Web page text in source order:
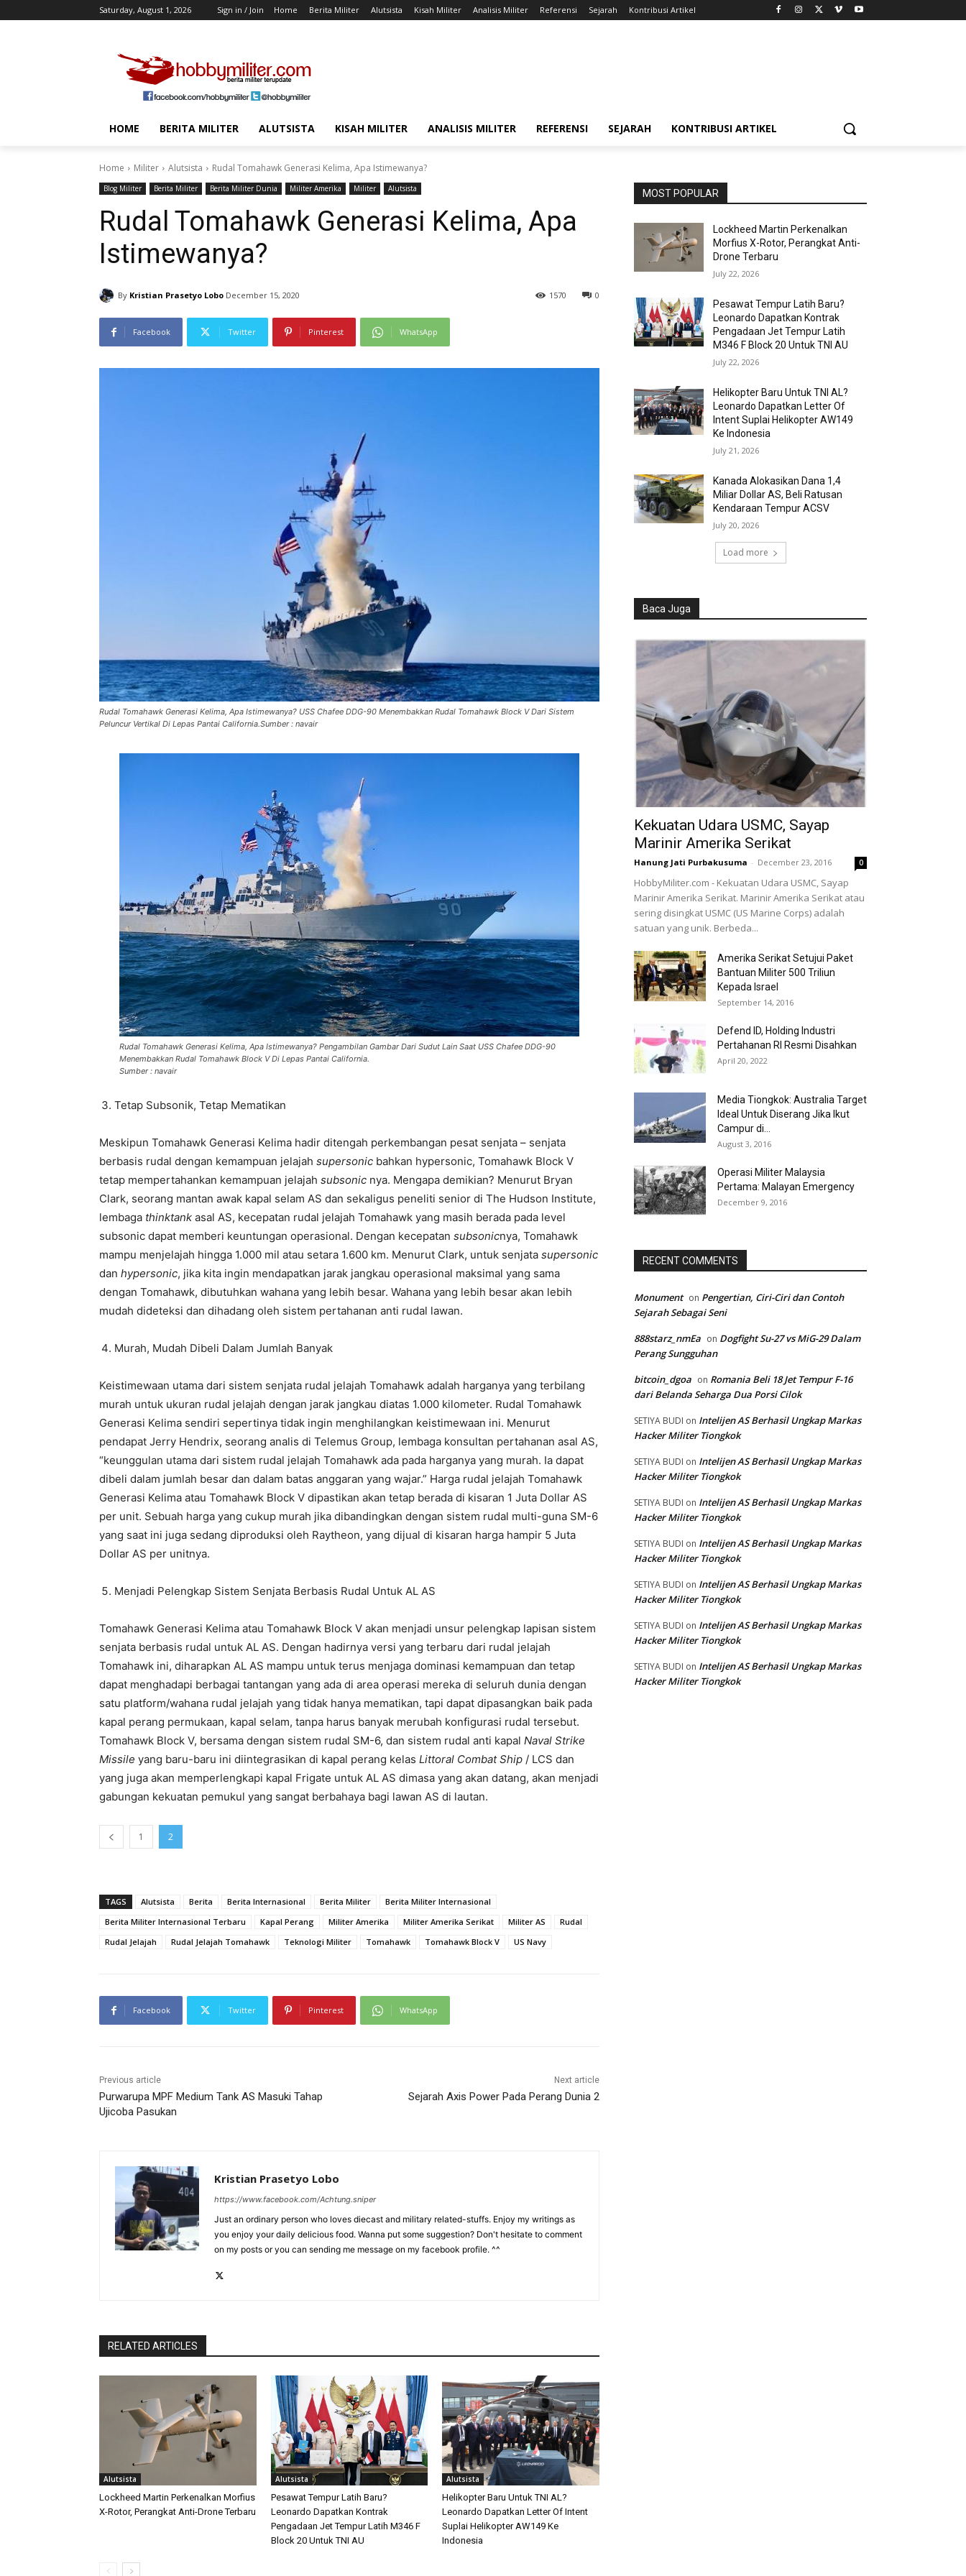
Saturday, August 1, 2026 Sign in / Join Home Berita Militer Alutsista Kisah Militer Analisis Militer Referensi Sejarah Kontribusi Artikel
HOME BERITA MILITER ALUTSISTA KISAH MILITER ANALISIS MILITER REFERENSI SEJARAH KONTRIBUSI ARTIKEL
Home Militer Alutsista Rudal Tomahawk Generasi Kelima, Apa Istimewanya?
Blog Militer Berita Militer Berita Militer Dunia Militer Amerika Militer Alutsista
Rudal Tomahawk Generasi Kelima, Apa
Istimewanya?
By Kristian Prasetyo Lobo December 15, 2020 0
1570
Facebook Twitter Pinterest WhatsApp
Rudal Tomahawk Generasi Kelima, Apa Istimewanya? USS Chafee DDG-90 Menembakkan Rudal Tomahawk Block V Dari Sistem
Peluncur Vertikal Di Lepas Pantai California.Sumber : navair
Rudal Tomahawk Generasi Kelima, Apa Istimewanya? Pengambilan Gambar Dari Sudut Lain Saat USS Chafee DDG-90
Menembakkan Rudal Tomahawk Block V Di Lepas Pantai California.
Sumber : navair
Tetap Subsonik, Tetap Mematikan
Meskipun Tomahawk Generasi Kelima hadir ditengah perkembangan pesat senjata – senjata
berbasis rudal dengan kemampuan jelajah supersonic bahkan hypersonic, Tomahawk Block V
tetap mempertahankan kemampuan jelajah subsonic nya. Mengapa demikian? Menurut Bryan
Clark, seorang mantan awak kapal selam AS dan sekaligus peneliti senior di The Hudson Institute,
lembaga thinktank asal AS, kecepatan rudal jelajah Tomahawk yang masih berada pada level
subsonic dapat memberi keuntungan operasional. Dengan kecepatan subsonicnya, Tomahawk
mampu menjelajah hingga 1.000 mil atau setara 1.600 km. Menurut Clark, untuk senjata supersonic
dan hypersonic, jika kita ingin mendapatkan jarak jangkau operasional maksimal yang sama
dengan Tomahawk, dibutuhkan wahana yang lebih besar. Wahana yang lebih besar akan lebih
mudah dideteksi dan dihadang oleh sistem pertahanan anti rudal lawan.
Murah, Mudah Dibeli Dalam Jumlah Banyak
Keistimewaan utama dari sistem senjata rudal jelajah Tomahawk adalah harganya yang terbilang
murah untuk ukuran rudal jelajah dengan jarak jangkau diatas 1.000 kilometer. Rudal Tomahawk
Generasi Kelima sendiri sepertinya tidak ingin menghilangkan keistimewaan ini. Menurut
pendapat Jerry Hendrix, seorang analis di Telemus Group, lembaga konsultan pertahanan asal AS,
“keunggulan utama dari sistem rudal jelajah Tomahawk ada pada harganya yang murah. Ia dapat
dibeli dalam jumlah besar dan dalam batas anggaran yang wajar.” Harga rudal jelajah Tomahawk
Generasi Kelima atau Tomahawk Block V dipastikan akan tetap berada di kisaran 1 Juta Dollar AS
per unit. Sebuah harga yang cukup murah jika dibandingkan dengan sistem rudal multi-guna SM-6
yang saat ini juga sedang diproduksi oleh Raytheon, yang dijual di kisaran harga hampir 5 Juta
Dollar AS per unitnya.
Menjadi Pelengkap Sistem Senjata Berbasis Rudal Untuk AL AS
Tomahawk Generasi Kelima atau Tomahawk Block V akan menjadi unsur pelengkap lapisan sistem
senjata berbasis rudal untuk AL AS. Dengan hadirnya versi yang terbaru dari rudal jelajah
Tomahawk ini, diharapkan AL AS mampu untuk terus menjaga dominasi kemampuan dan tetap
dapat menghadapi berbagai tantangan yang ada di area operasi mereka di seluruh dunia dengan
satu platform/wahana rudal jelajah yang tidak hanya mematikan, tapi dapat dipasangkan baik pada
kapal perang permukaan, kapal selam, tanpa harus banyak merubah konfigurasi rudal tersebut.
Tomahawk Block V, bersama dengan sistem rudal SM-6, dan sistem rudal anti kapal Naval Strike
Missile yang baru-baru ini diintegrasikan di kapal perang kelas Littoral Combat Ship / LCS dan
yang juga akan memperlengkapi kapal Frigate untuk AL AS dimasa yang akan datang, akan menjadi
gabungan kekuatan pemukul yang sangat berbahaya bagi lawan AS di lautan.
1 2
TAGS Alutsista Berita Berita Internasional Berita Militer
Berita Militer Internasional
Berita Militer Internasional Terbaru
Kapal Perang Militer Amerika Militer Amerika Serikat Militer AS
Rudal
Rudal Jelajah
Rudal Jelajah Tomahawk Teknologi Militer Tomahawk Tomahawk Block V US Navy
Facebook Twitter Pinterest WhatsApp
Previous article
Purwarupa MPF Medium Tank AS Masuki Tahap
Ujicoba Pasukan
Next article
Sejarah Axis Power Pada Perang Dunia 2
Kristian Prasetyo Lobo
https://www.facebook.com/Achtung.sniper
Just an ordinary person who loves diecast and military related-stuffs. Enjoy my writings as
you enjoy your daily delicious food. Wanna put some suggestion? Don't hesitate to comment
on my posts or you can sending me message on my facebook profile. ^^
RELATED ARTICLES
Alutsista
Lockheed Martin Perkenalkan Morfius
X-Rotor, Perangkat Anti-Drone Terbaru
Alutsista
Pesawat Tempur Latih Baru?
Leonardo Dapatkan Kontrak
Pengadaan Jet Tempur Latih M346 F
Block 20 Untuk TNI AU
Alutsista
Helikopter Baru Untuk TNI AL?
Leonardo Dapatkan Letter Of Intent
Suplai Helikopter AW149 Ke
Indonesia
MOST POPULAR
Lockheed Martin Perkenalkan
Morfius X-Rotor, Perangkat Anti-
Drone Terbaru
July 22, 2026
Pesawat Tempur Latih Baru?
Leonardo Dapatkan Kontrak
Pengadaan Jet Tempur Latih
M346 F Block 20 Untuk TNI AU
July 22, 2026
Helikopter Baru Untuk TNI AL?
Leonardo Dapatkan Letter Of
Intent Suplai Helikopter AW149
Ke Indonesia
July 21, 2026
Kanada Alokasikan Dana 1,4
Miliar Dollar AS, Beli Ratusan
Kendaraan Tempur ACSV
July 20, 2026
Load more
Baca Juga
Kekuatan Udara USMC, Sayap
Marinir Amerika Serikat
Hanung Jati Purbakusuma - December 23, 2016 0
HobbyMiliter.com - Kekuatan Udara USMC, Sayap
Marinir Amerika Serikat. Marinir Amerika Serikat atau
sering disingkat USMC (US Marine Corps) adalah
satuan yang unik. Berbeda...
Amerika Serikat Setujui Paket
Bantuan Militer 500 Triliun
Kepada Israel
September 14, 2016
Defend ID, Holding Industri
Pertahanan RI Resmi Disahkan
April 20, 2022
Media Tiongkok: Australia Target
Ideal Untuk Diserang Jika Ikut
Campur di...
August 3, 2016
Operasi Militer Malaysia
Pertama: Malayan Emergency
December 9, 2016
RECENT COMMENTS
Monument on Pengertian, Ciri-Ciri dan Contoh
Sejarah Sebagai Seni
888starz_nmEa on Dogfight Su-27 vs MiG-29 Dalam
Perang Sungguhan
bitcoin_dgoa on Romania Beli 18 Jet Tempur F-16
dari Belanda Seharga Dua Porsi Cilok
SETIYA BUDI on Intelijen AS Berhasil Ungkap Markas
Hacker Militer Tiongkok
SETIYA BUDI on Intelijen AS Berhasil Ungkap Markas
Hacker Militer Tiongkok
SETIYA BUDI on Intelijen AS Berhasil Ungkap Markas
Hacker Militer Tiongkok
SETIYA BUDI on Intelijen AS Berhasil Ungkap Markas
Hacker Militer Tiongkok
SETIYA BUDI on Intelijen AS Berhasil Ungkap Markas
Hacker Militer Tiongkok
SETIYA BUDI on Intelijen AS Berhasil Ungkap Markas
Hacker Militer Tiongkok
SETIYA BUDI on Intelijen AS Berhasil Ungkap Markas
Hacker Militer Tiongkok